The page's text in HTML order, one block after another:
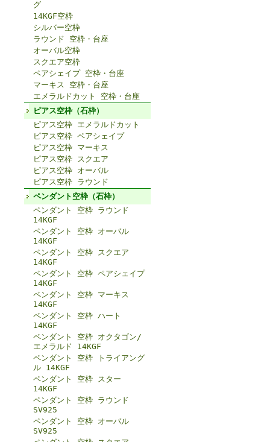
グ
14KGF空枠
シルバー空枠
ラウンド 空枠・台座
オーバル空枠
スクエア空枠
ペアシェイプ 空枠・台座
マーキス 空枠・台座
エメラルドカット 空枠・台座
ピアス空枠（石枠）
ピアス空枠 エメラルドカット
ピアス空枠 ペアシェイプ
ピアス空枠 マーキス
ピアス空枠 スクエア
ピアス空枠 オーバル
ピアス空枠 ラウンド
ペンダント空枠（石枠）
ペンダント 空枠 ラウンド
14KGF
ペンダント 空枠 オーバル
14KGF
ペンダント 空枠 スクエア
14KGF
ペンダント 空枠 ペアシェイプ
14KGF
ペンダント 空枠 マーキス
14KGF
ペンダント 空枠 ハート
14KGF
ペンダント 空枠 オクタゴン/
エメラルド 14KGF
ペンダント 空枠 トライアング
ル 14KGF
ペンダント 空枠 スター
14KGF
ペンダント 空枠 ラウンド
SV925
ペンダント 空枠 オーバル
SV925